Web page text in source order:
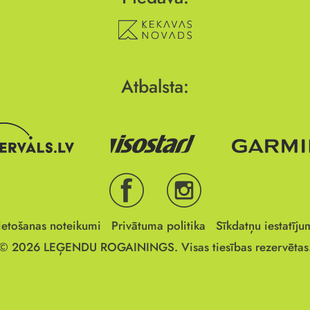
Atbalsta:
noteikumi Privātuma politika
Sīkdatņu
2026 LEĢENDU ROGAININGS. Visas tiesības